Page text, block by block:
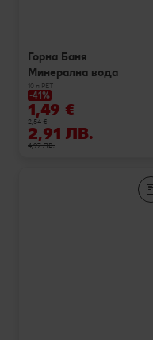
Горна Баня
Минерална вода
10 л РЕТ
-41%
1,49 €
2,54 €
2,91 ЛВ.
4,97 ЛВ.